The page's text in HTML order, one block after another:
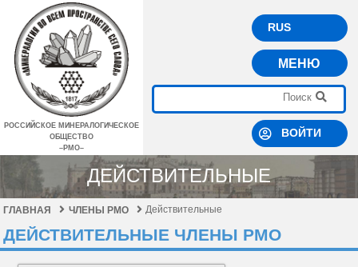
РОССИЙСКОЕ МИНЕРАЛОГИЧЕСКОЕ
ОБЩЕСТВО
–РМО–
RUS
МЕНЮ
ВОЙТИ
ДЕЙСТВИТЕЛЬНЫЕ
ГЛАВНАЯ ЧЛЕНЫ РМО Действительные
ДЕЙСТВИТЕЛЬНЫЕ ЧЛЕНЫ РМО